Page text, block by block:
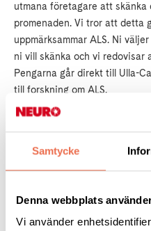
Samtycke
Denna webbplats
Vi använder
utmana företagare att skänka
promenaden. Vi tror att detta
uppmärksammar ALS. Ni
ni vill skänka och vi redovisar
Pengarna går direkt till Ulla-
till forskning om ALS.
Ge ett bidrag på PG 90 00
märk insättningen